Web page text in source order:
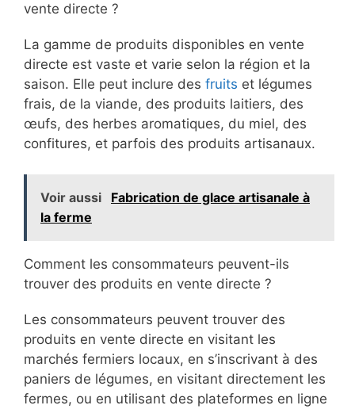
vente directe ?
La gamme de produits disponibles en vente
directe est vaste et varie selon la région et la
saison. Elle peut inclure des fruits et légumes
frais, de la viande, des produits laitiers, des
œufs, des herbes aromatiques, du miel, des
confitures, et parfois des produits artisanaux.
Voir aussi
Fabrication de glace artisanale à
la ferme
Comment les consommateurs peuvent-ils
trouver des produits en vente directe ?
Les consommateurs peuvent trouver des
produits en vente directe en visitant les
marchés fermiers locaux, en s’inscrivant à des
paniers de légumes, en visitant directement les
fermes, ou en utilisant des plateformes en ligne